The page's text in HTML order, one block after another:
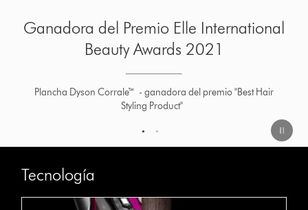
"Best Hair
Ganadora del Premio
"Cualquier creación de esta marca es
1 2
Tecnología